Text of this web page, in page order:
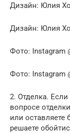
Дизайн: Юлия
Дизайн: Юлия
Фото: Instagram
Фото: Instagram
2. Отделка. Если
вопросе
или оставляете
решаете